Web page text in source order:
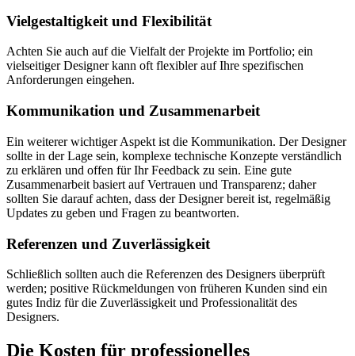
Vielgestaltigkeit und Flexibilität
Achten Sie auch auf die Vielfalt der Projekte im Portfolio; ein
vielseitiger Designer kann oft flexibler auf Ihre spezifischen
Anforderungen eingehen.
Kommunikation und Zusammenarbeit
Ein weiterer wichtiger Aspekt ist die Kommunikation. Der Designer
sollte in der Lage sein, komplexe technische Konzepte verständlich
zu erklären und offen für Ihr Feedback zu sein. Eine gute
Zusammenarbeit basiert auf Vertrauen und Transparenz; daher
sollten Sie darauf achten, dass der Designer bereit ist, regelmäßig
Updates zu geben und Fragen zu beantworten.
Referenzen und Zuverlässigkeit
Schließlich sollten auch die Referenzen des Designers überprüft
werden; positive Rückmeldungen von früheren Kunden sind ein
gutes Indiz für die Zuverlässigkeit und Professionalität des
Designers.
Die Kosten für professionelles